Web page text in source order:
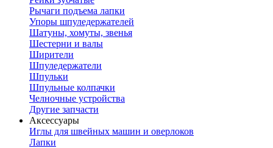
Рычаги подъема лапки
Упоры шпуледержателей
Шатуны, хомуты, звенья
Шестерни и валы
Ширители
Шпуледержатели
Шпульки
Шпульные колпачки
Челночные устройства
Другие запчасти
Аксессуары
Иглы для швейных машин и оверлоков
Лапки